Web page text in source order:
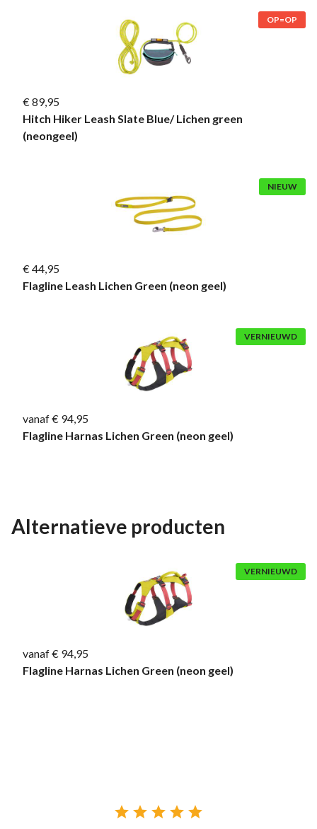
OP=OP
€ 89,95
Hitch Hiker Leash Slate Blue/ Lichen green
(neongeel)
NIEUW
€ 44,95
Flagline Leash Lichen Green (neon geel)
VERNIEUWD
vanaf € 94,95
Flagline Harnas Lichen Green (neon geel)
Alternatieve producten
VERNIEUWD
vanaf € 94,95
Flagline Harnas Lichen Green (neon geel)
    